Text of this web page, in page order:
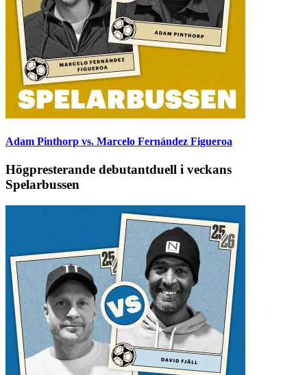
Adam Pinthorp vs. Marcelo Fernández Figueroa
Högpresterande debutantduell i veckans
Spelarbussen